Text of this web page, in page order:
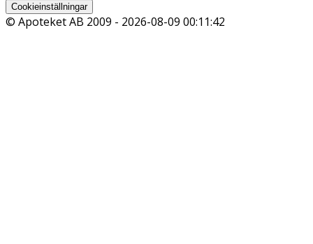
Cookieinställningar
© Apoteket AB 2009 - 2026-08-09 00:11:42